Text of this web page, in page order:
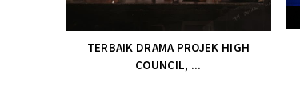
TERBAIK DRAMA PROJEK HIGH
COUNCIL, ...